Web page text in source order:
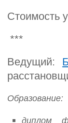
Стоимость
***
Ведущий:
Образование:
диплом